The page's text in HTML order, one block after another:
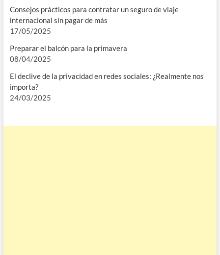
Consejos prácticos para contratar un seguro de viaje
internacional sin pagar de más
17/05/2025
Preparar el balcón para la primavera
08/04/2025
El declive de la privacidad en redes sociales: ¿Realmente nos
importa?
24/03/2025